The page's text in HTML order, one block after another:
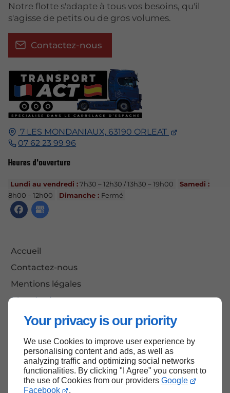
Your privacy is our priority
We use Cookies to improve user experience by
personalising content and ads, as well as
analyzing traffic and optimizing social networks
functionalities. By clicking "I Agree" you consent to
the use of Cookies from our providers Google
Facebook
.
7 LES MONDANIAUX, 63190 ORLEAT
07 62 23 99 96
Heures d'ouverture
Lundi au vendredi :7h30 – 12h30 / 13h30 – 19h00
Samedi :
8h00 – 12h00
Dimanche : Fermé
Accueil
Contactez-nous
Mentions légales
Plan du site
Notre flotte s'adapte à tous vos besoins, qu'il
s'agisse de petits ou de gros volumes.
Contactez-nous
Haut de page